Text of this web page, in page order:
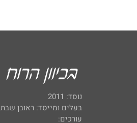
נוסד: 2011
בעלים ומייסד: ראובן שבת
עורכים: